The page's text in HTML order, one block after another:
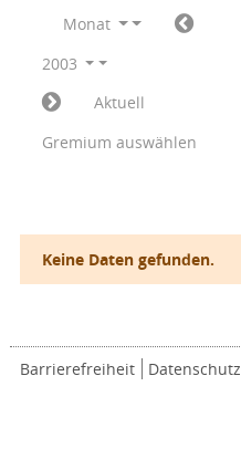
Monat
2003
Aktuell
Gremium auswählen
Keine Daten gefunden.
Barrierefreiheit Datenschutz